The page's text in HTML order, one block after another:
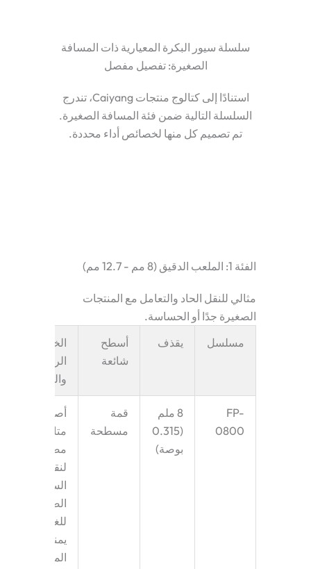
سلسلة سيور البكرة المعيارية ذات المسافة
الصغيرة: تفصيل مفصل
استنادًا إلى كتالوج منتجات Caiyang، تندرج
السلسلة التالية ضمن فئة المسافة الصغيرة.
تم تصميم كل منها لخصائص أداء محددة.
الفئة 1: الملعب الدقيق (8 مم - 12.7 مم)
مثالي للنقل الحاد والتعامل مع المنتجات
الصغيرة جدًا أو الحساسة.
مسلسل
يقذف
أسطح
شائعة
الخصائص
الرئيسية
والتطبيقات
FP-
0800
8 ملم
(0.315
بوصة)
قمة
مسطحة
أصغر مسافة
متاحة،
مصممة
لنقلات “حافة
السكين”
الضيقة
للغاية، مما
يمنع
المنتجات